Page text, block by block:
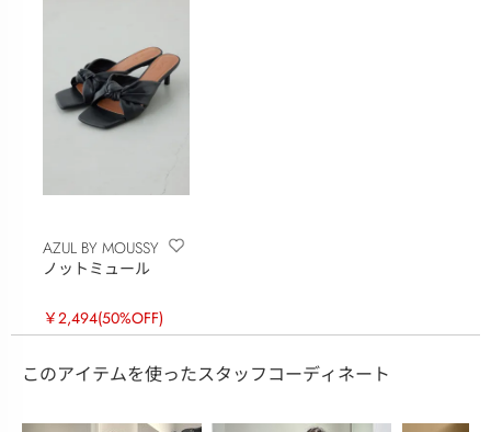
AZUL BY MOUSSY
ノットミュール
￥2,494(50%OFF)
このアイテムを使ったスタッフコーディネート